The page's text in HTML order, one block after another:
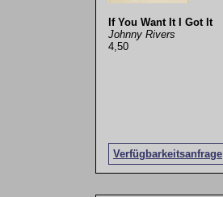
If You Want It I Got It
Johnny Rivers
4,50
Verfügbarkeitsanfrage